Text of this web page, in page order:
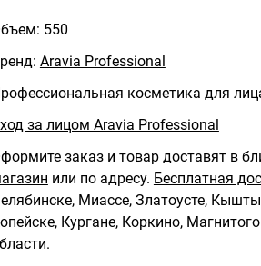
550
Aravia Professional
косметика для
за лицом Aravia Professional
заказ и товар доставят в
или по адресу. Бесплатная
Миассе, Златоусте,
Кургане, Коркино,